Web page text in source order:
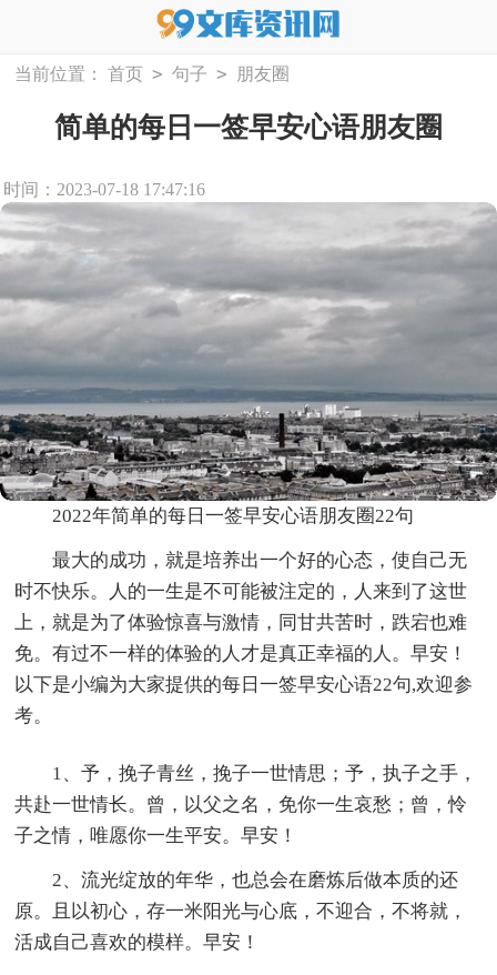
当前位置： 首页 > 句子 > 朋友圈
简单的每日一签早安心语朋友圈
时间：2023-07-18 17:47:16
2022年简单的每日一签早安心语朋友圈22句
最大的成功，就是培养出一个好的心态，使自己无
时不快乐。人的一生是不可能被注定的，人来到了这世
上，就是为了体验惊喜与激情，同甘共苦时，跌宕也难
免。有过不一样的体验的人才是真正幸福的人。早安！
以下是小编为大家提供的每日一签早安心语22句,欢迎参
考。
1、予，挽子青丝，挽子一世情思；予，执子之手，
共赴一世情长。曾，以父之名，免你一生哀愁；曾，怜
子之情，唯愿你一生平安。早安！
2、流光绽放的年华，也总会在磨炼后做本质的还
原。且以初心，存一米阳光与心底，不迎合，不将就，
活成自己喜欢的模样。早安！